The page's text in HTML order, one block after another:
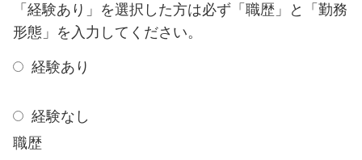
「経験あり」を選択した方は必ず「職歴」と「勤務
形態」を入力してください。
経験あり
経験なし
職歴